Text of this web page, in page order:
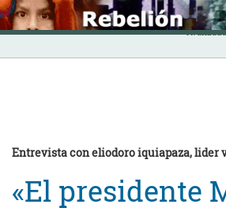
Skip
to
content
INICIO
Avanzada
Entrevista con eliodoro iquiapaza, lider
«El presidente